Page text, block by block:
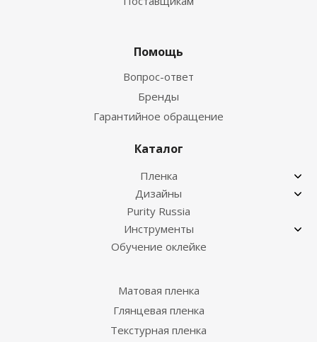
Помощь
Вопрос-ответ
Бренды
Гарантийное обращение
Каталог
Пленка
Дизайны
Purity Russia
Инструменты
Обучение оклейке
Матовая пленка
Глянцевая пленка
Текстурная пленка